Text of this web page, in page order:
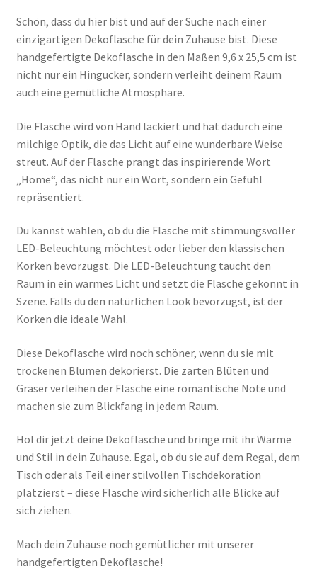
Schön, dass du hier bist und auf der Suche nach einer
einzigartigen Dekoflasche für dein Zuhause bist. Diese
handgefertigte Dekoflasche in den Maßen 9,6 x 25,5 cm ist
nicht nur ein Hingucker, sondern verleiht deinem Raum
auch eine gemütliche Atmosphäre.
Die Flasche wird von Hand lackiert und hat dadurch eine
milchige Optik, die das Licht auf eine wunderbare Weise
streut. Auf der Flasche prangt das inspirierende Wort
„Home“, das nicht nur ein Wort, sondern ein Gefühl
repräsentiert.
Du kannst wählen, ob du die Flasche mit stimmungsvoller
LED-Beleuchtung möchtest oder lieber den klassischen
Korken bevorzugst. Die LED-Beleuchtung taucht den
Raum in ein warmes Licht und setzt die Flasche gekonnt in
Szene. Falls du den natürlichen Look bevorzugst, ist der
Korken die ideale Wahl.
Diese Dekoflasche wird noch schöner, wenn du sie mit
trockenen Blumen dekorierst. Die zarten Blüten und
Gräser verleihen der Flasche eine romantische Note und
machen sie zum Blickfang in jedem Raum.
Hol dir jetzt deine Dekoflasche und bringe mit ihr Wärme
und Stil in dein Zuhause. Egal, ob du sie auf dem Regal, dem
Tisch oder als Teil einer stilvollen Tischdekoration
platzierst – diese Flasche wird sicherlich alle Blicke auf
sich ziehen.
Mach dein Zuhause noch gemütlicher mit unserer
handgefertigten Dekoflasche!